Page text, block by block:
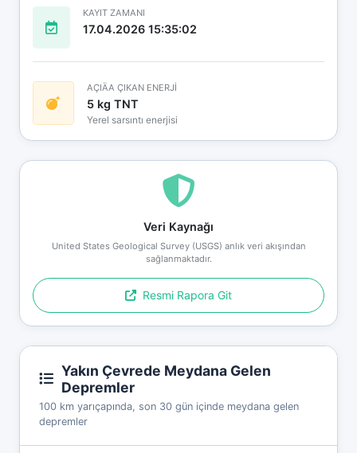
KAYIT ZAMANI
17.04.2026 15:35:02
AÇIÄA ÇIKAN ENERJİ
5 kg TNT
Yerel sarsıntı enerjisi
Veri Kaynağı
United States Geological Survey (USGS) anlık veri akışından
sağlanmaktadır.
Resmi Rapora Git
Yakın Çevrede Meydana Gelen
Depremler
100 km yarıçapında, son 30 gün içinde meydana gelen
depremler